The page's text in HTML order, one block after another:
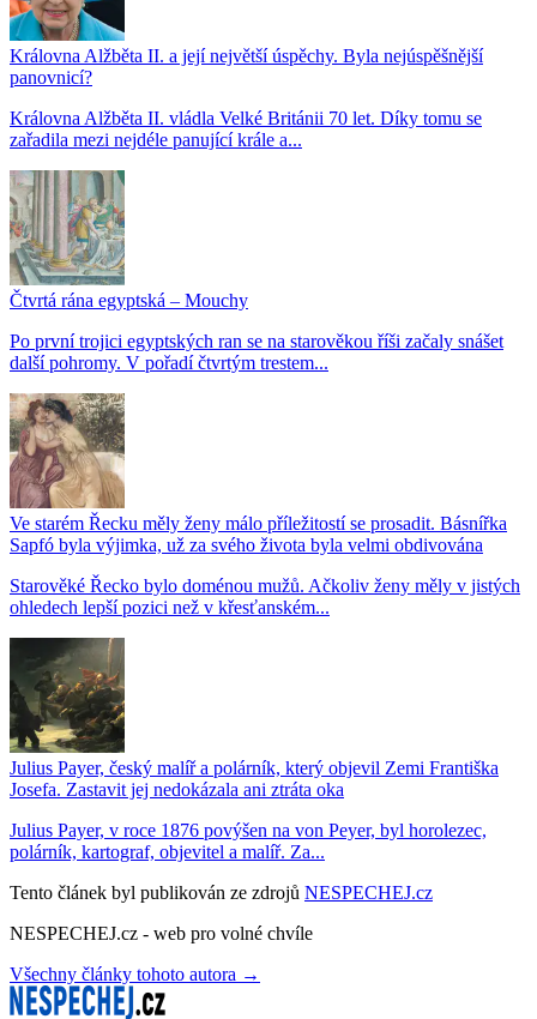
Královna Alžběta II. a její největší úspěchy. Byla nejúspěšnější
panovnicí?
Královna Alžběta II. vládla Velké Británii 70 let. Díky tomu se
zařadila mezi nejdéle panující krále a...
Čtvrtá rána egyptská – Mouchy
Po první trojici egyptských ran se na starověkou říši začaly snášet
další pohromy. V pořadí čtvrtým trestem...
Ve starém Řecku měly ženy málo příležitostí se prosadit. Básnířka
Sapfó byla výjimka, už za svého života byla velmi obdivována
Starověké Řecko bylo doménou mužů. Ačkoliv ženy měly v jistých
ohledech lepší pozici než v křesťanském...
Julius Payer, český malíř a polárník, který objevil Zemi Františka
Josefa. Zastavit jej nedokázala ani ztráta oka
Julius Payer, v roce 1876 povýšen na von Peyer, byl horolezec,
polárník, kartograf, objevitel a malíř. Za...
Tento článek byl publikován ze zdrojů NESPECHEJ.cz
NESPECHEJ.cz - web pro volné chvíle
Všechny články tohoto autora →